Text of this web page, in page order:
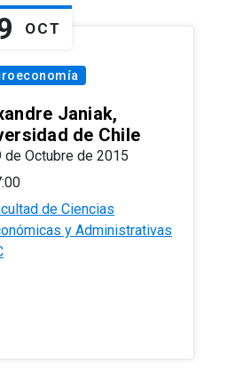
OCT
Janiak,
de Chile
de Octubre de 2015
de Ciencias
y Administrativas